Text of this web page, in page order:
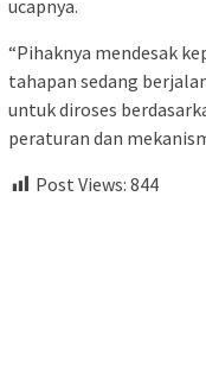
ucapnya.
“Pihaknya mendesak
tahapan sedang
untuk diroses
peraturan dan
Post Views: 844